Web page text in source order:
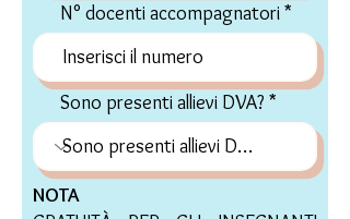
N° docenti accompagnatori
Sono presenti allievi DVA?
NOTA